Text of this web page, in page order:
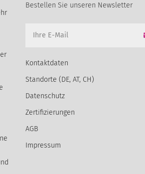
Bestellen Sie unseren Newsletter
Kontaktdaten
Standorte (DE, AT, CH)
Datenschutz
Zertifizierungen
AGB
Impressum